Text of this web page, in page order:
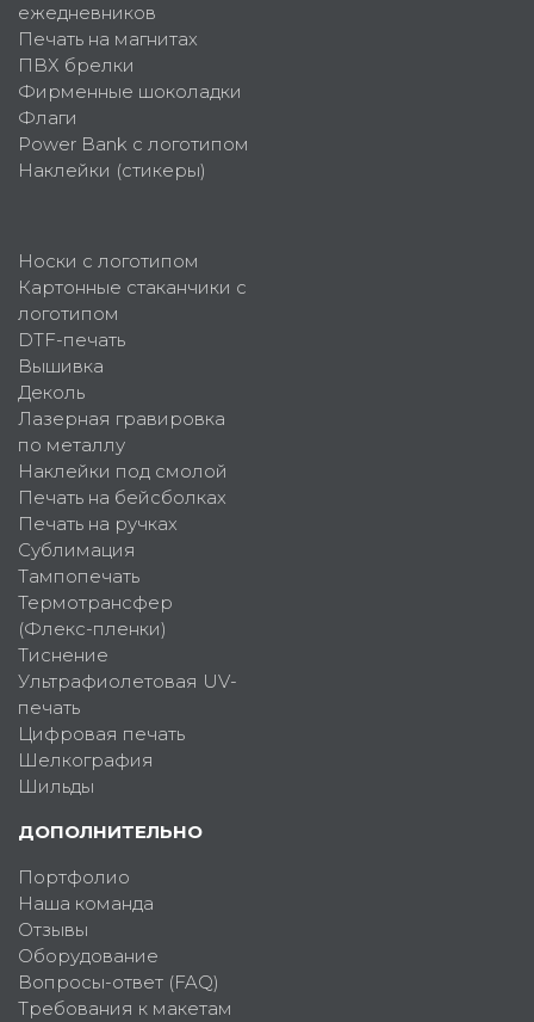
ежедневников
Печать на магнитах
ПВХ брелки
Фирменные шоколадки
Флаги
Power Bank с логотипом
Наклейки (стикеры)
Носки с логотипом
Картонные стаканчики с
логотипом
DTF-печать
Вышивка
Деколь
Лазерная гравировка
по металлу
Наклейки под смолой
Печать на бейсболках
Печать на ручках
Сублимация
Тампопечать
Термотрансфер
(Флекс-пленки)
Тиснение
Ультрафиолетовая UV-
печать
Цифровая печать
Шелкография
Шильды
ДОПОЛНИТЕЛЬНО
Портфолио
Наша команда
Отзывы
Оборудование
Вопросы-ответ (FAQ)
Требования к макетам